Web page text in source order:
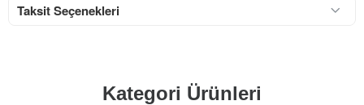
Taksit Seçenekleri
Kategori Ürünleri